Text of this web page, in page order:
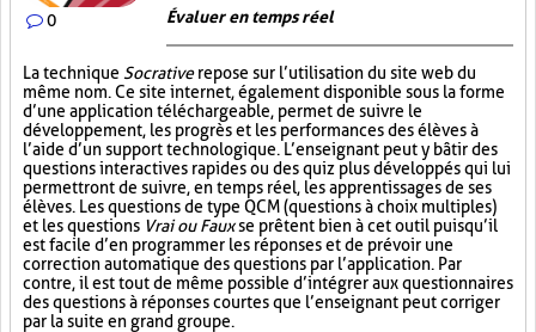
0 Évaluer en temps réel
La technique Socrativerepose sur l’utilisation du site web du
même nom. Ce site internet, également disponible sous la forme
d’une application téléchargeable, permet de suivre le
développement, les progrès et les performances des élèves à
l’aide d’un support technologique. L’enseignant peut y bâtir des
questions interactives rapides ou des quiz plus développés qui lui
permettront de suivre, en temps réel, les apprentissages de ses
élèves. Les questions de type QCM (questions à choix multiples)
et les questions Vrai ou Fauxse prêtent bien à cet outil puisqu’il
est facile d’en programmer les réponses et de prévoir une
correction automatique des questions par l’application. Par
contre, il est tout de même possible d’intégrer aux questionnaires
des questions à réponses courtes que l’enseignant peut corriger
par la suite en grand groupe.